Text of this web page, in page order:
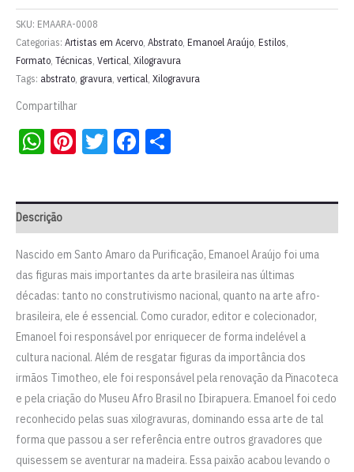
Emanoel
Araújo
quantidade
SKU: EMAARA-0008
Categorias: Artistas em Acervo Abstrato Emanoel Araújo Estilos
Formato Técnicas Vertical Xilogravura
Tags: abstrato gravura vertical Xilogravura
Compartilhar
WhatsApp
Pinterest
TwitterFacebook
Descrição
Nascido em Santo Amaro da Purificação, Emanoel Araújo foi uma
das figuras mais importantes da arte brasileira nas últimas
décadas: tanto no construtivismo nacional, quanto na arte afro-
brasileira, ele é essencial. Como curador, editor e colecionador,
Emanoel foi responsável por enriquecer de forma indelével a
cultura nacional. Além de resgatar figuras da importância dos
irmãos Timotheo, ele foi responsável pela renovação da Pinacoteca
e pela criação do Museu Afro Brasil no Ibirapuera. Emanoel foi cedo
reconhecido pelas suas xilogravuras, dominando essa arte de tal
forma que passou a ser referência entre outros gravadores que
quisessem se aventurar na madeira. Essa paixão acabou levando o